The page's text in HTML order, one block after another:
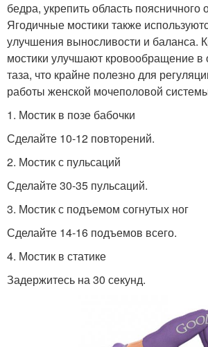
бедра, укрепить область поясничного
Ягодичные мостики также
улучшения выносливости и баланса.
мостики улучшают кровообращение в
таза, что крайне полезно для
работы женской мочеполовой
1. Мостик в позе бабочки
Сделайте 10-12 повторений.
2. Мостик с пульсаций
Сделайте 30-35 пульсаций.
3. Мостик с подъемом согнутых ног
Сделайте 14-16 подъемов всего.
4. Мостик в статике
Задержитесь на 30 секунд.